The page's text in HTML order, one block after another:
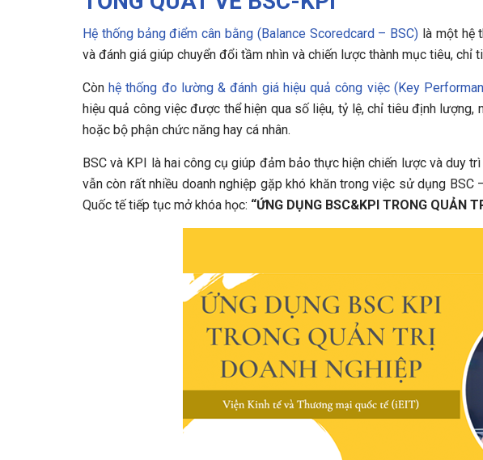
Hệ thống bảng điểm cân bằng (Balance Scoredcard – BSC) là một hệ
và đánh giá giúp chuyển đổi tầm nhìn và chiến lược thành mục tiêu, chỉ
Cònhệ thống đo lường & đánh giá hiệu quả công việc (Key
hiệu quả công việc được thể hiện qua số liệu, tỷ lệ, chỉ tiêu định
hoặc bộ phận chức năng hay cá nhân.
BSC và KPI là hai công cụ giúp đảm bảo thực hiện chiến lược và duy
vẫn còn rất nhiều doanh nghiệp gặp khó khăn trong việc sử dụng
Quốc tế tiếp tục mở khóa học: “ỨNG DỤNG BSC&KPI TRONG QUẢN